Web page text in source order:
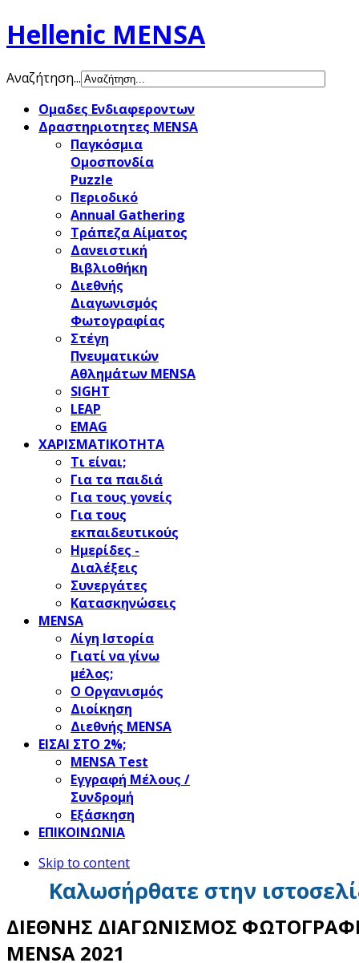
Hellenic MENSA
Αναζήτηση...
Ομαδες Ενδιαφεροντων
Δραστηριοτητες MENSA
Παγκόσμια
Ομοσπονδία
Puzzle
Περιοδικό
Annual Gathering
Τράπεζα Αίματος
Δανειστική
Βιβλιοθήκη
Διεθνής
Διαγωνισμός
Φωτογραφίας
Στέγη
Πνευματικών
Αθλημάτων MENSA
SIGHT
LEAP
EMAG
ΧΑΡΙΣΜΑΤΙΚΟΤΗΤΑ
Τι είναι;
Για τα παιδιά
Για τους γονείς
Για τους
εκπαιδευτικούς
Ημερίδες -
Διαλέξεις
Συνεργάτες
Κατασκηνώσεις
MENSA
Λίγη Ιστορία
Γιατί να γίνω
μέλος;
Ο Οργανισμός
Διοίκηση
Διεθνής MENSA
ΕΙΣΑΙ ΣΤΟ 2%;
ΜΕΝSΑ Test
Εγγραφή Μέλους /
Συνδρομή
Εξάσκηση
ΕΠΙΚΟΙΝΩΝΙΑ
Skip to content
Καλωσήρθατε στην
ΔΙΕΘΝΗΣ ΔΙΑΓΩΝΙΣΜΟΣ
MENSA 2021